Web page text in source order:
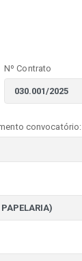
Nº Contrato
convocatório: